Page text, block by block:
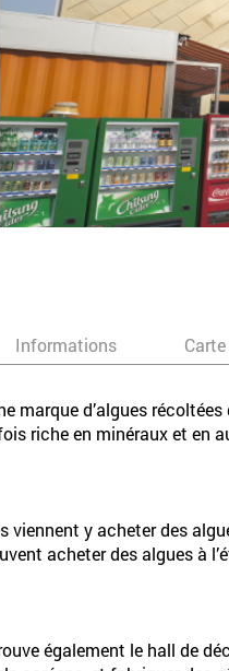
Informations Carte
marque d’algues
riche en minéraux et en
viennent y acheter des
acheter des algues à
également le hall de